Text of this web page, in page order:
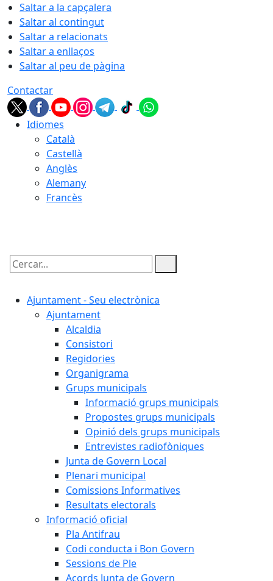
Saltar a la capçalera
Saltar al contingut
Saltar a relacionats
Saltar a enllaços
Saltar al peu de pàgina
Contactar
Idiomes
Català
Castellà
Anglès
Alemany
Francès
Cercar:
Ajuntament - Seu electrònica
Ajuntament
Alcaldia
Consistori
Regidories
Organigrama
Grups municipals
Informació grups municipals
Propostes grups municipals
Opinió dels grups municipals
Entrevistes radiofòniques
Junta de Govern Local
Plenari municipal
Comissions Informatives
Resultats electorals
Informació oficial
Pla Antifrau
Codi conducta i Bon Govern
Sessions de Ple
Acords Junta de Govern